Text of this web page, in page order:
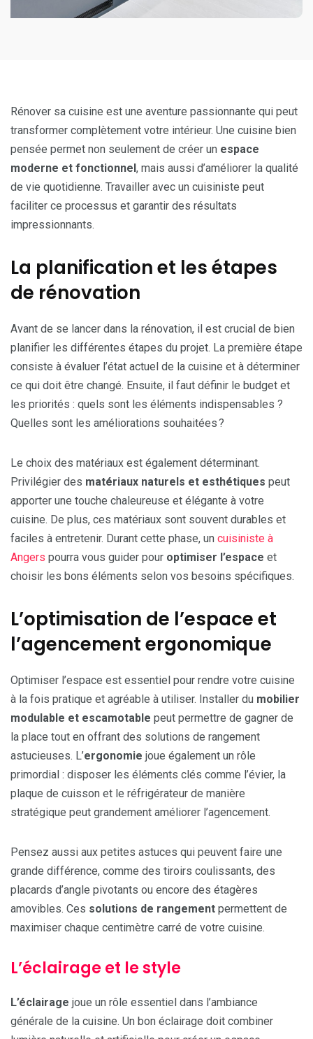
Rénover sa cuisine est une aventure passionnante qui peut
transformer complètement votre intérieur. Une cuisine bien
pensée permet non seulement de créer un espace
moderne et fonctionnel, mais aussi d’améliorer la qualité
de vie quotidienne. Travailler avec un cuisiniste peut
faciliter ce processus et garantir des résultats
impressionnants.
La planification et les étapes
de rénovation
Avant de se lancer dans la rénovation, il est crucial de bien
planifier les différentes étapes du projet. La première étape
consiste à évaluer l’état actuel de la cuisine et à déterminer
ce qui doit être changé. Ensuite, il faut définir le budget et
les priorités : quels sont les éléments indispensables ?
Quelles sont les améliorations souhaitées ?
Le choix des matériaux est également déterminant.
Privilégier des matériaux naturels et esthétiques peut
apporter une touche chaleureuse et élégante à votre
cuisine. De plus, ces matériaux sont souvent durables et
faciles à entretenir. Durant cette phase, un cuisiniste à
Angers pourra vous guider pour optimiser l’espace et
choisir les bons éléments selon vos besoins spécifiques.
L’optimisation de l’espace et
l’agencement ergonomique
Optimiser l’espace est essentiel pour rendre votre cuisine
à la fois pratique et agréable à utiliser. Installer du mobilier
modulable et escamotable peut permettre de gagner de
la place tout en offrant des solutions de rangement
astucieuses. L’ergonomie joue également un rôle
primordial : disposer les éléments clés comme l’évier, la
plaque de cuisson et le réfrigérateur de manière
stratégique peut grandement améliorer l’agencement.
Pensez aussi aux petites astuces qui peuvent faire une
grande différence, comme des tiroirs coulissants, des
placards d’angle pivotants ou encore des étagères
amovibles. Ces solutions de rangement permettent de
maximiser chaque centimètre carré de votre cuisine.
L’éclairage et le style
L’éclairage joue un rôle essentiel dans l’ambiance
générale de la cuisine. Un bon éclairage doit combiner